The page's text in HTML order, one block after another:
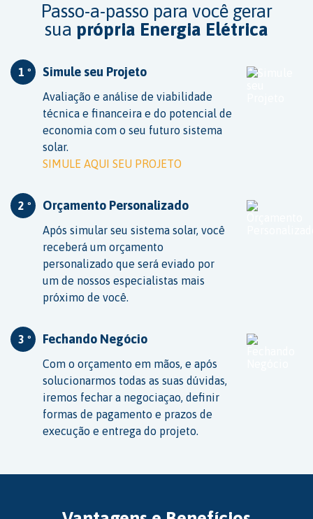
Passo-a-passo para você gerar
sua própria Energia Elétrica
1 º Simule seu Projeto
Avaliação e análise de viabilidade
técnica e financeira e do potencial de
economia com o seu futuro sistema
solar.
SIMULE AQUI SEU PROJETO
2 º Orçamento Personalizado
Após simular seu sistema solar, você
receberá um orçamento
personalizado que será eviado por
um de nossos especialistas mais
próximo de você.
3 º Fechando Negócio
Com o orçamento em mãos, e após
solucionarmos todas as suas dúvidas,
iremos fechar a negociaçao, definir
formas de pagamento e prazos de
execução e entrega do projeto.